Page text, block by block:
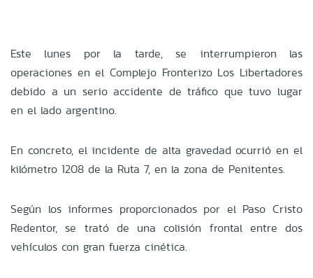
Este lunes por la tarde, se interrumpieron las
operaciones en el Complejo Fronterizo Los Libertadores
debido a un serio accidente de tráfico que tuvo lugar
en el lado argentino.
En concreto, el incidente de alta gravedad ocurrió en el
kilómetro 1208 de la Ruta 7, en la zona de Penitentes.
Según los informes proporcionados por el Paso Cristo
Redentor, se trató de una colisión frontal entre dos
vehículos con gran fuerza cinética.